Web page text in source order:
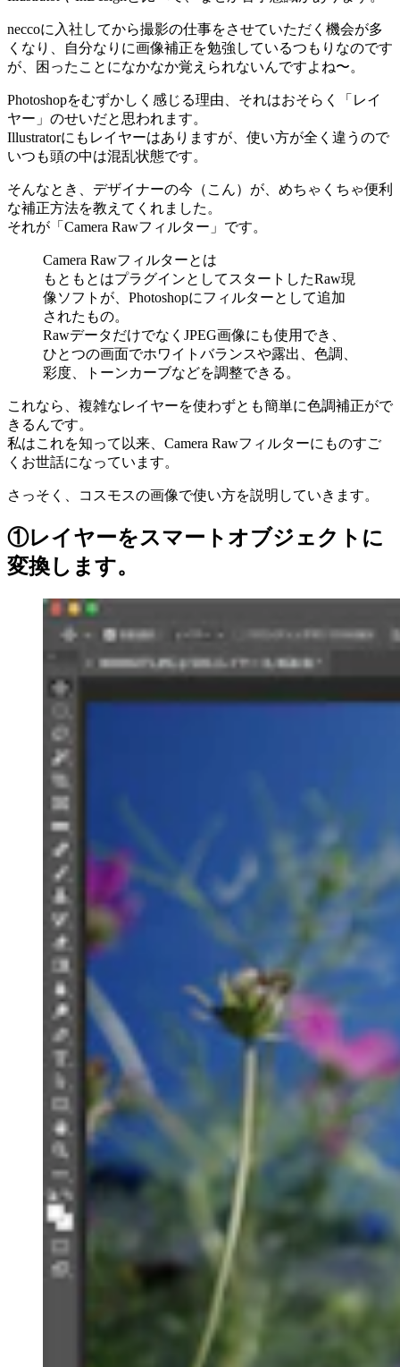
neccoに入社してから撮影の仕事をさせていただく機会が多
くなり、自分なりに画像補正を勉強しているつもりなのです
が、困ったことになかなか覚えられないんですよね〜。
Photoshopをむずかしく感じる理由、それはおそらく「レイ
ヤー」のせいだと思われます。
Illustratorにもレイヤーはありますが、使い方が全く違うので
いつも頭の中は混乱状態です。
そんなとき、デザイナーの今（こん）が、めちゃくちゃ便利
な補正方法を教えてくれました。
それが「Camera Rawフィルター」です。
Camera Rawフィルターとは
もともとはプラグインとしてスタートしたRaw現
像ソフトが、Photoshopにフィルターとして追加
されたもの。
RawデータだけでなくJPEG画像にも使用でき、
ひとつの画面でホワイトバランスや露出、色調、
彩度、トーンカーブなどを調整できる。
これなら、複雑なレイヤーを使わずとも簡単に色調補正がで
きるんです。
私はこれを知って以来、Camera Rawフィルターにものすご
くお世話になっています。
さっそく、コスモスの画像で使い方を説明していきます。
①レイヤーをスマートオブジェクトに
変換します。